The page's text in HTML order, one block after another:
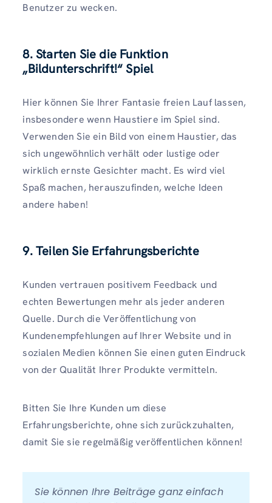
Benutzer zu wecken.
8. Starten Sie die Funktion
„Bildunterschrift!“ Spiel
Hier können Sie Ihrer Fantasie freien Lauf lassen,
insbesondere wenn Haustiere im Spiel sind.
Verwenden Sie ein Bild von einem Haustier, das
sich ungewöhnlich verhält oder lustige oder
wirklich ernste Gesichter macht. Es wird viel
Spaß machen, herauszufinden, welche Ideen
andere haben!
9. Teilen Sie Erfahrungsberichte
Kunden vertrauen positivem Feedback und
echten Bewertungen mehr als jeder anderen
Quelle. Durch die Veröffentlichung von
Kundenempfehlungen auf Ihrer Website und in
sozialen Medien können Sie einen guten Eindruck
von der Qualität Ihrer Produkte vermitteln.
Bitten Sie Ihre Kunden um diese
Erfahrungsberichte, ohne sich zurückzuhalten,
damit Sie sie regelmäßig veröffentlichen können!
Sie können Ihre Beiträge ganz einfach